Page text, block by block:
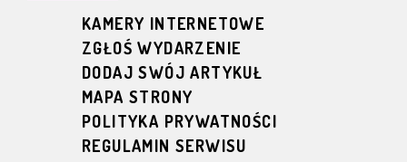
KAMERY INTERNETOWE
ZGŁOŚ WYDARZENIE
DODAJ SWÓJ ARTYKUŁ
MAPA STRONY
POLITYKA PRYWATNOŚCI
REGULAMIN SERWISU